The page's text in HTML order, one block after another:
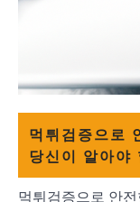
먹튀검증으로
당신이 알아야
먹튀검증으로 안